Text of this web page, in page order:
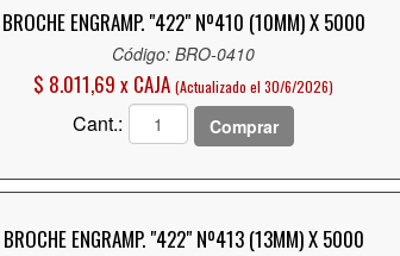
BROCHE ENGRAMP. "422" Nº410 (10MM) X 5000
Código: BRO-0410
$ 8.011,69 x CAJA (Actualizado el 30/6/2026)
Cant.: Comprar
BROCHE ENGRAMP. "422" Nº413 (13MM) X 5000